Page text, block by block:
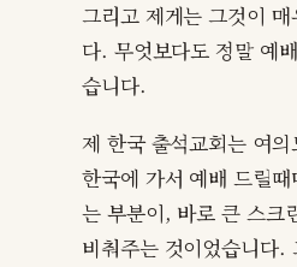
그리고 제게는 그것이
다. 무엇보다도 정말 예
습니다.
제 한국 출석교회는 여
한국에 가서 예배 드릴
는 부분이, 바로 큰 스크
비춰주는 것이었습니다.